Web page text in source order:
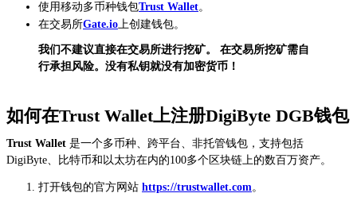
使用移动多币种钱包Trust Wallet。
在交易所Gate.io 上创建钱包。
我们不建议直接在交易所进行挖矿。 在交易所挖矿需自
行承担风险。没有私钥就没有加密货币！
如何在Trust Wallet上注册DigiByte DGB钱包
Trust Wallet 是一个多币种、跨平台、非托管钱包，支持包括
DigiByte、比特币和以太坊在内的100多个区块链上的数百万资产。
打开钱包的官方网站 https://trustwallet.com。